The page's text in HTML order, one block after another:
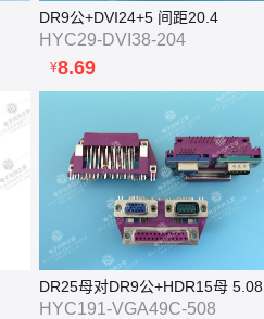
DR9公+DVI24+5 间距20.4
HYC29-DVI38-204
¥8.69
HYC191-VGA49C-508